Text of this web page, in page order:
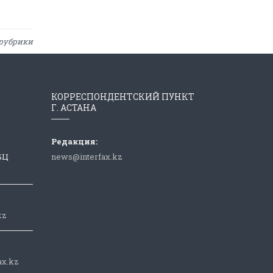
КОРРЕСПОНДЕНТСКИЙ ПУНКТ
Г. АСТАНА
Редакция:
news@interfax.kz